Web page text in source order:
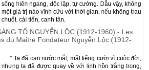
sống hiên ngang, độc lập, tự cường. Dẫu vậy, không
một giá trị nào vĩnh cữu với thời gian, nếu không trau
chuốt, cải tiến, canh tân.
TỔ NGUYỄN LỘC (1912-1960) - Les
du Maitre Fondateur Nguyễn Lộc (1912-
'' Ta đã cạn nước mắt, mất tiếng cười vì cuộc đời,
nhưng ta đã được quay về với linh hồn trắng trong,